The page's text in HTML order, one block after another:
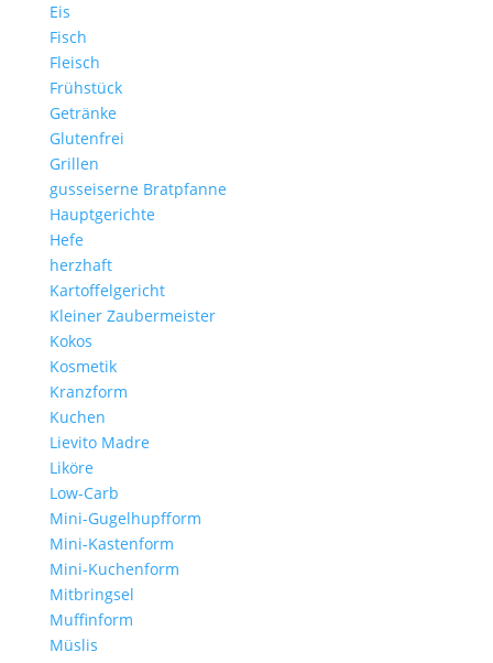
Eis
Fisch
Fleisch
Frühstück
Getränke
Glutenfrei
Grillen
gusseiserne Bratpfanne
Hauptgerichte
Hefe
herzhaft
Kartoffelgericht
Kleiner Zaubermeister
Kokos
Kosmetik
Kranzform
Kuchen
Lievito Madre
Liköre
Low-Carb
Mini-Gugelhupfform
Mini-Kastenform
Mini-Kuchenform
Mitbringsel
Muffinform
Müslis